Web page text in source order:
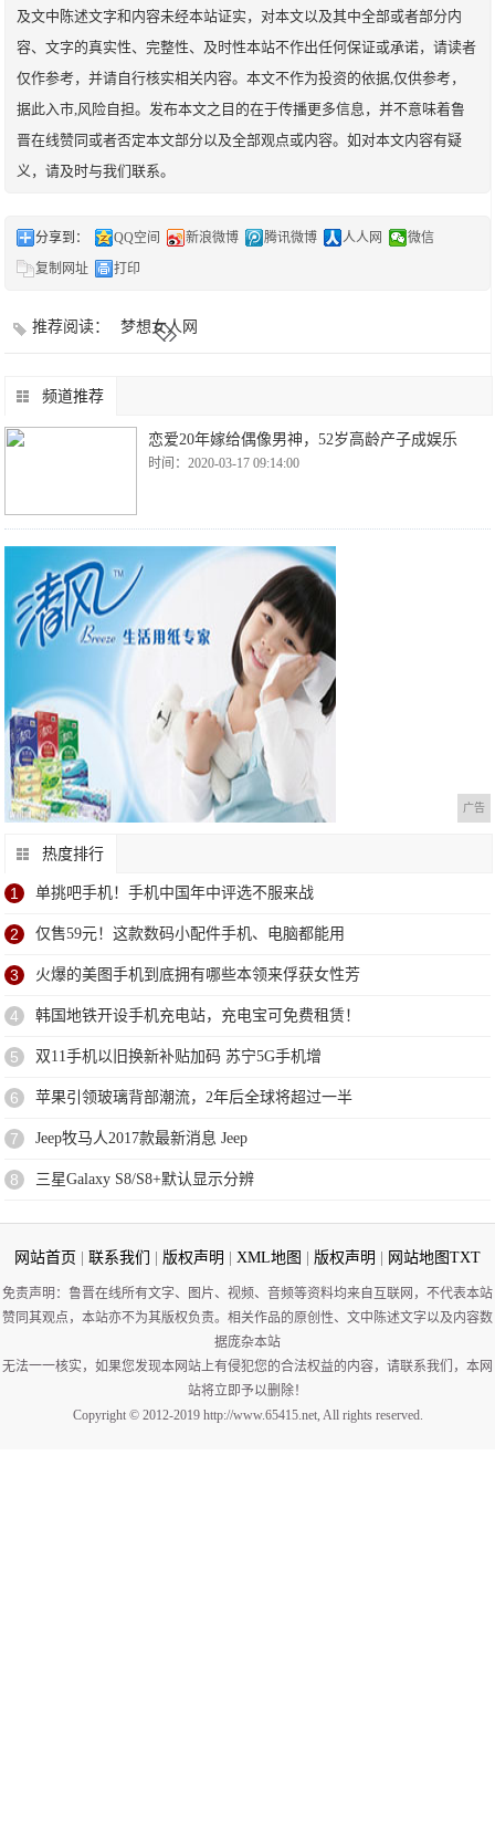
及文中陈述文字和内容未经本站证实，对本文以及其中全部或者部分内
容、文字的真实性、完整性、及时性本站不作出任何保证或承诺，请读者
仅作参考，并请自行核实相关内容。本文不作为投资的依据,仅供参考，
据此入市,风险自担。发布本文之目的在于传播更多信息，并不意味着鲁
晋在线赞同或者否定本文部分以及全部观点或内容。如对本文内容有疑
义，请及时与我们联系。
分享到： QQ空间 新浪微博 腾讯微博 人人网
微信
复制网址
打印
推荐阅读： 梦想女人网
频道推荐
恋爱20年嫁给偶像男神，52岁高龄产子成娱乐
时间：2020-03-17 09:14:00
广告
热度排行
1 单挑吧手机！手机中国年中评选不服来战
2 仅售59元！这款数码小配件手机、电脑都能用
3 火爆的美图手机到底拥有哪些本领来俘获女性芳
4 韩国地铁开设手机充电站，充电宝可免费租赁！
5 双11手机以旧换新补贴加码 苏宁5G手机增
6 苹果引领玻璃背部潮流，2年后全球将超过一半
7 Jeep牧马人2017款最新消息 Jeep
8 三星Galaxy S8/S8+默认显示分辨
网站首页 联系我们 版权声明 XML地图 版权声明 网站地图TXT
免责声明：鲁晋在线所有文字、图片、视频、音频等资料均来自互联网，不代表本站
赞同其观点，本站亦不为其版权负责。相关作品的原创性、文中陈述文字以及内容数
据庞杂本站
无法一一核实，如果您发现本网站上有侵犯您的合法权益的内容，请联系我们，本网
站将立即予以删除！
Copyright © 2012-2019 http://www.65415.net, All rights reserved.